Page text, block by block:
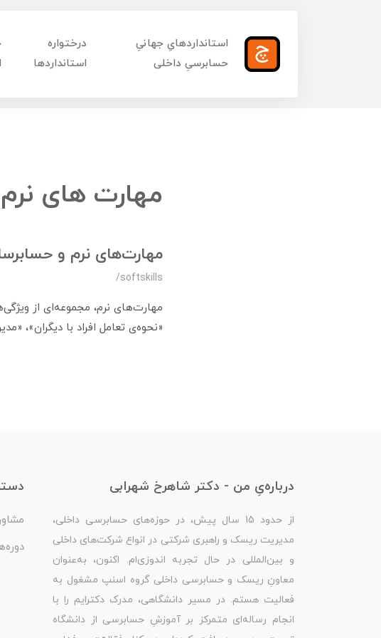
استانداردهایِ جهانیِ
حسابرسیِ داخلی
درختواره
استانداردها
مهارت های نرم
مهارت‌های نرم و
/softskills
مهارت‌های نرم، مجموعه‌ای از
«نحوه‌ی تعامل افراد با دیگران»،
درباره‌یِ من - دکتر شاهرخ شهرابی
از حدود 15 سال پیش، در حوزه‌های حسابرسی داخلی،
مدیریت ریسک و راهبری شرکتی در انواع شرکت‌های داخلی
و بین‌المللی در حال تجربه اندوزی‌ام. اکنون، به‌عنوان
معاونِ ریسک و حسابرسی داخلی گروه اسنپ مشغول به
فعالیت هستم. در مسیر دانشگاهی، مدرک دکترایم را با
انجام رساله‌ای متمرکز بر آموزشِ حسابرسی از دانشگاه